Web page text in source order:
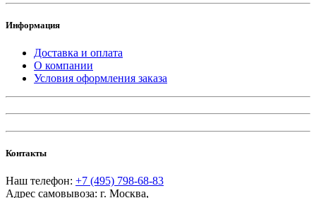
Информация
Доставка и оплата
О компании
Условия оформления заказа
Контакты
Наш телефон: +7 (495) 798-68-83
Адрес самовывоза: г. Москва,